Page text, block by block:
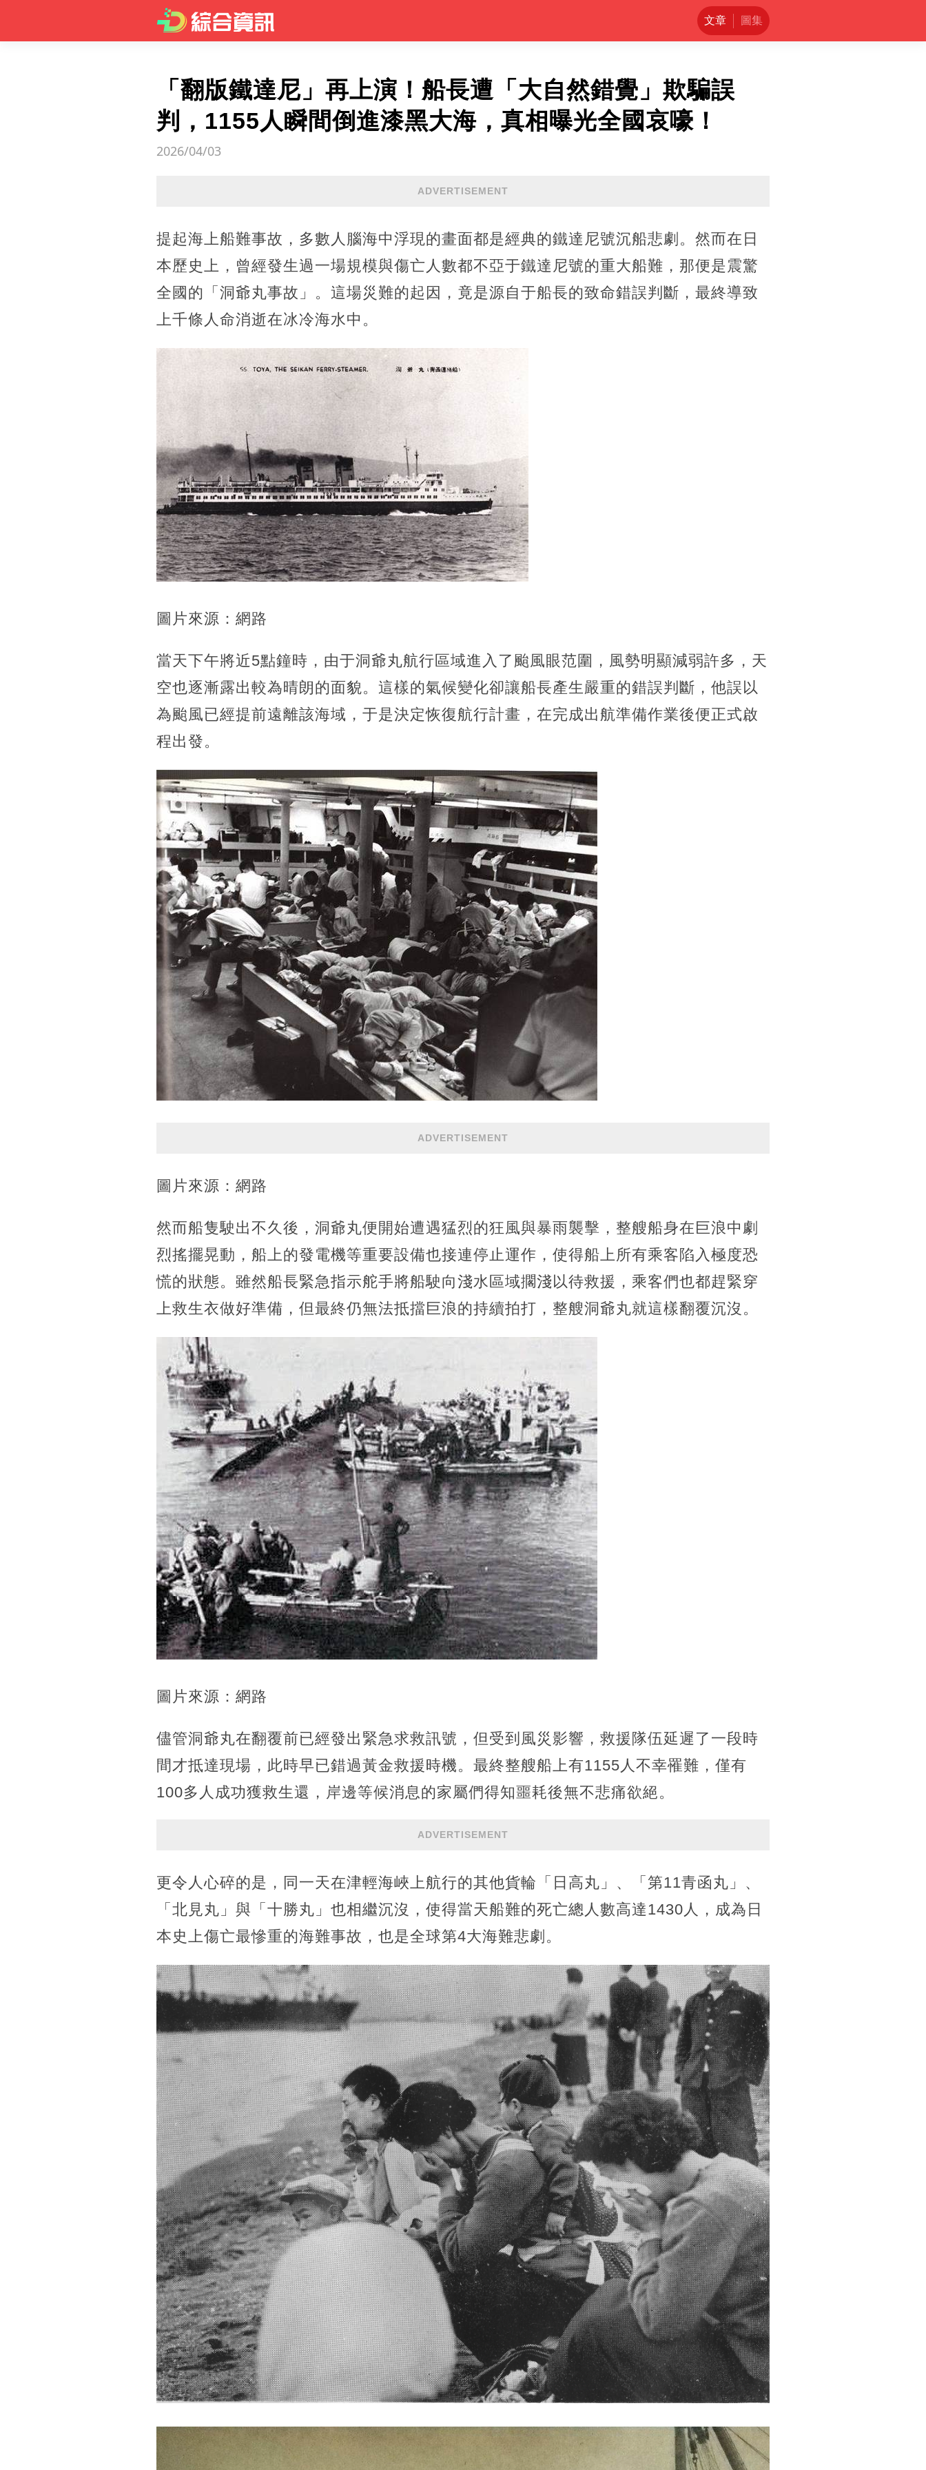
文章 圖集
「翻版鐵達尼」再上演！船長遭「大自然錯覺」欺騙誤
判，1155人瞬間倒進漆黑大海，真相曝光全國哀嚎！
2026/04/03
ADVERTISEMENT
提起海上船難事故，多數人腦海中浮現的畫面都是經典的鐵達尼號沉船悲劇。然而在日
本歷史上，曾經發生過一場規模與傷亡人數都不亞于鐵達尼號的重大船難，那便是震驚
全國的「洞爺丸事故」。這場災難的起因，竟是源自于船長的致命錯誤判斷，最終導致
上千條人命消逝在冰冷海水中。
圖片來源：網路
當天下午將近5點鐘時，由于洞爺丸航行區域進入了颱風眼范圍，風勢明顯減弱許多，天
空也逐漸露出較為晴朗的面貌。這樣的氣候變化卻讓船長產生嚴重的錯誤判斷，他誤以
為颱風已經提前遠離該海域，于是決定恢復航行計畫，在完成出航準備作業後便正式啟
程出發。
ADVERTISEMENT
圖片來源：網路
然而船隻駛出不久後，洞爺丸便開始遭遇猛烈的狂風與暴雨襲擊，整艘船身在巨浪中劇
烈搖擺晃動，船上的發電機等重要設備也接連停止運作，使得船上所有乘客陷入極度恐
慌的狀態。雖然船長緊急指示舵手將船駛向淺水區域擱淺以待救援，乘客們也都趕緊穿
上救生衣做好準備，但最終仍無法抵擋巨浪的持續拍打，整艘洞爺丸就這樣翻覆沉沒。
圖片來源：網路
儘管洞爺丸在翻覆前已經發出緊急求救訊號，但受到風災影響，救援隊伍延遲了一段時
間才抵達現場，此時早已錯過黃金救援時機。最終整艘船上有1155人不幸罹難，僅有
100多人成功獲救生還，岸邊等候消息的家屬們得知噩耗後無不悲痛欲絕。
ADVERTISEMENT
更令人心碎的是，同一天在津輕海峽上航行的其他貨輪「日高丸」、「第11青函丸」、
「北見丸」與「十勝丸」也相繼沉沒，使得當天船難的死亡總人數高達1430人，成為日
本史上傷亡最慘重的海難事故，也是全球第4大海難悲劇。